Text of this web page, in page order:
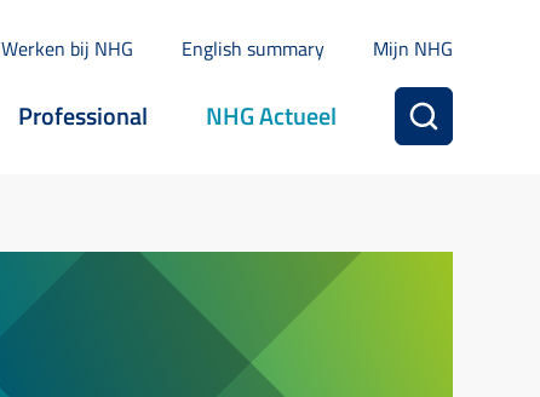
Werken bij NHG English summary Mijn NHG
Professional NHG Actueel